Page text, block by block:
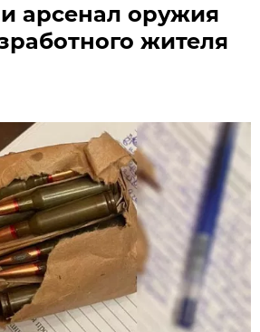
арсенал оружия
жителя